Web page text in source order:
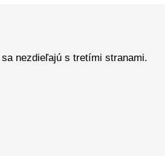
nezdieľajú s tretími stranami.